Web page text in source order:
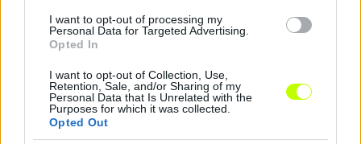
I want to opt-out of processing my
Personal Data for Targeted Advertising.
Opted In
I want to opt-out of Collection, Use,
Retention, Sale, and/or Sharing of my
Personal Data that Is Unrelated with the
Purposes for which it was collected.
Opted Out
Megosztás:
KAPCSOLÓDÓ HÍREK
NB1